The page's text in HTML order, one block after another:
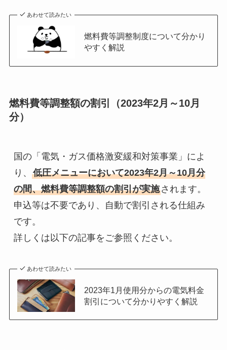
あわせて読みたい
燃料費等調整制度について分かり
やすく解説
燃料費等調整額の割引（2023年2月～10月
分）
国の「電気・ガス価格激変緩和対策事業」によ
り、 低圧メニューにおいて2023年2月～10月分
の間、燃料費等調整額の割引が実施されます。
申込等は不要であり、自動で割引される仕組み
です。
詳しくは以下の記事をご参照ください。
あわせて読みたい
2023年1月使用分からの電気料金
割引について分かりやすく解説